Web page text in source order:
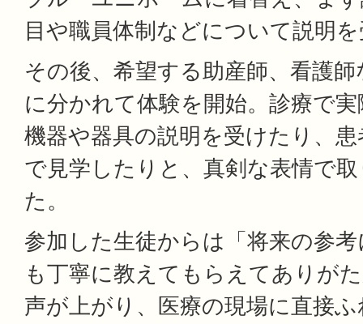
目や職員体制などについて説明
その後、希望する助産師、看護
に分かれて体験を開始。診療で
機器や器具の説明を受けたり、
で見学したりと、真剣な表情で
た。
参加した生徒からは「将来の参
も丁寧に教えてもらえてありが
声が上がり、医療の現場に直接